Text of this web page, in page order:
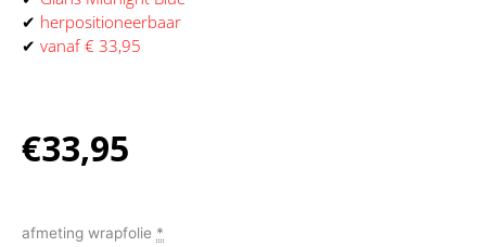
✔ herpositioneerbaar
✔ vanaf € 33,95
€33,95
afmeting wrapfolie *
van
arlon